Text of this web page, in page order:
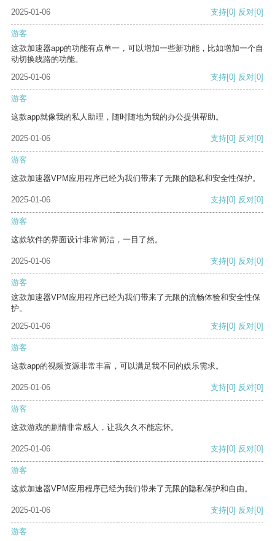
2025-01-06
支持[0] 反对[0]
游客
这款加速器app的功能有点单一，可以增加一些新功能，比如增加一个自
动切换线路的功能。
2025-01-06
支持[0] 反对[0]
游客
这款app就像我的私人助理，随时随地为我的办公提供帮助。
2025-01-06 支持[0] 反对[0]
游客
这款加速器VPM应用程序已经为我们带来了无限的隐私和安全性保护。
2025-01-06 支持[0] 反对[0]
游客
这款软件的界面设计非常简洁，一目了然。
2025-01-06 支持[0] 反对[0]
游客
这款加速器VPM应用程序已经为我们带来了无限的流畅体验和安全性保
护。
2025-01-06
支持[0] 反对[0]
游客
这款app的视频资源非常丰富，可以满足我不同的娱乐需求。
2025-01-06 支持[0] 反对[0]
游客
这款游戏的剧情非常感人，让我久久不能忘怀。
2025-01-06 支持[0] 反对[0]
游客
这款加速器VPM应用程序已经为我们带来了无限的隐私保护和自由。
2025-01-06 支持[0] 反对[0]
游客